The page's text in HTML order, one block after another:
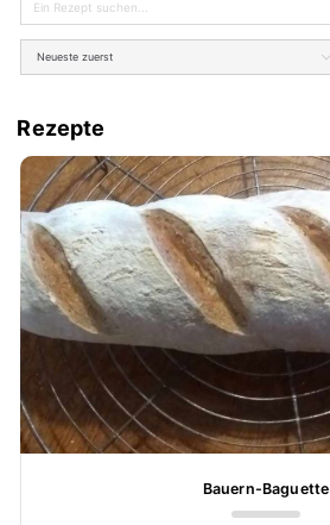
Bauern-Baguette